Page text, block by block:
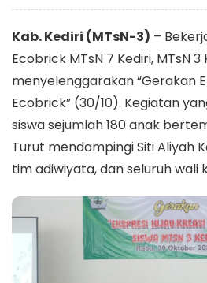
Kab. Kediri (MTsN-3) –
Ecobrick MTsN 7 Kediri, MTsN 3
menyelenggarakan “Gerakan
Ecobrick” (30/10). Kegiatan
siswa sejumlah 180 anak
Turut mendampingi Siti Aliyah
tim adiwiyata, dan seluruh wali